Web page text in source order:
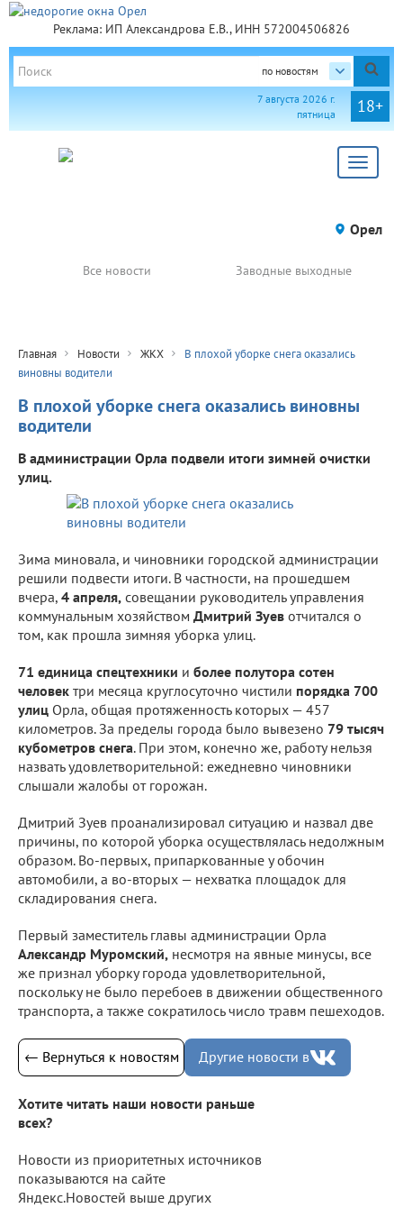
Реклама: ИП Александрова Е.В., ИНН 572004506826
по новостям
18+
7 августа 2026 г.
пятница
Toggle
Орел
Все новости Заводные выходные
Главная Новости ЖКХ
В плохой уборке снега оказались
виновны водители
В плохой уборке снега оказались виновны
водители
В администрации Орла подвели итоги зимней очистки
улиц.
Зима миновала, и чиновники городской администрации
решили подвести итоги. В частности, на прошедшем
вчера, 4 апреля, совещании руководитель управления
коммунальным хозяйством Дмитрий Зуев отчитался о
том, как прошла зимняя уборка улиц.
71 единица спецтехники и более полутора сотен
человек три месяца круглосуточно чистили порядка 700
улиц Орла, общая протяженность которых — 457
километров. За пределы города было вывезено 79 тысяч
кубометров снега. При этом, конечно же, работу нельзя
назвать удовлетворительной: ежедневно чиновники
слышали жалобы от горожан.
Дмитрий Зуев проанализировал ситуацию и назвал две
причины, по которой уборка осуществлялась недолжным
образом. Во-первых, припаркованные у обочин
автомобили, а во-вторых — нехватка площадок для
складирования снега.
Первый заместитель главы администрации Орла
Александр Муромский, несмотря на явные минусы, все
же признал уборку города удовлетворительной,
поскольку не было перебоев в движении общественного
транспорта, а также сократилось число травм пешеходов.
← Вернуться к новостям Другие новости в
Хотите читать наши новости раньше
всех?
Новости из приоритетных источников
показываются на сайте
Яндекс.Новостей выше других